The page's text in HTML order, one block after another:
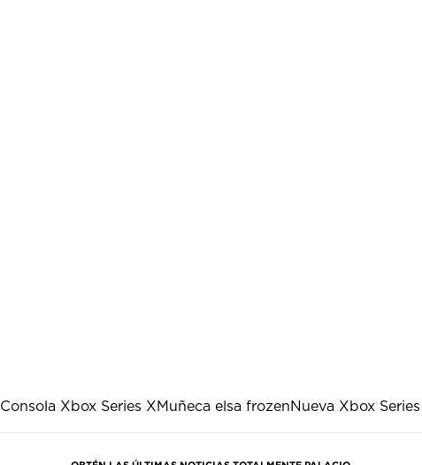
Consola Xbox Series XMuñeca elsa frozenNueva Xbox